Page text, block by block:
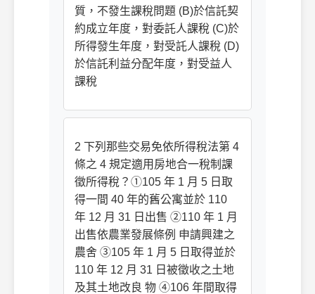
質，不發生課稅問題 (B)於信託契
約成立年度，對委託人課稅 (C)於
所得發生年度，對受託人課稅 (D)
於信託利益分配年度，對受益人
課稅
2 下列那些交易免依所得稅法第 4
條之 4 規定適用房地合一稅制課
徵所得稅？①105 年 1 月 5 日取
得一間 40 年的舊公寓並於 110
年 12 月 31 日出售 ②110 年 1 月
出售依農業發展條例 申請興建之
農舍 ③105 年 1 月 5 日取得並於
110 年 12 月 31 日被徵收之土地
及其土地改良 物 ④106 年間取得